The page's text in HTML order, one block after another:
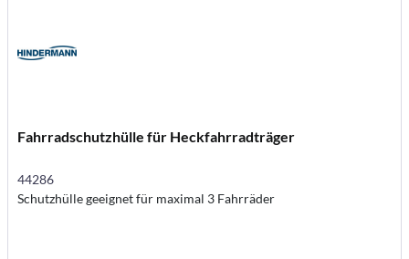
Fahrradschutzhülle für Heckfahrradträger
44286
Schutzhülle geeignet für maximal 3 Fahrräder